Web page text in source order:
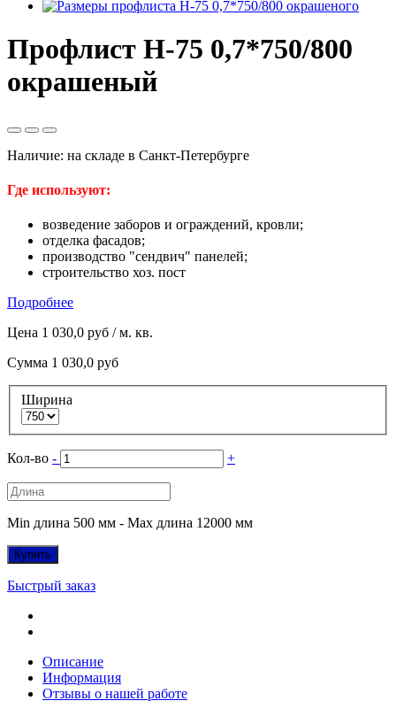
Профлист Н-75 0,7*750/800
окрашеный
Наличие: на складе в Санкт-Петербурге
Где используют:
возведение заборов и ограждений, кровли;
отделка фасадов;
производство "сендвич" панелей;
строительство хоз. пост
Подробнее
Цена 1 030,0 руб / м. кв.
Сумма 1 030,0 руб
Ширина
Кол-во - +
Min длина 500 мм - Max длина 12000 мм
Купить
Быстрый заказ
Описание
Информация
Отзывы о нашей работе